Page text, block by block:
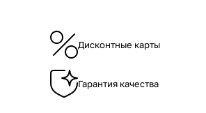
Дисконтные карты
Гарантия качества